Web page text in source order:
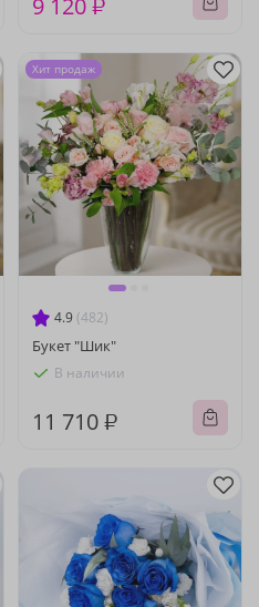
9 120 ₽
4.9 (482)
Букет "Шик"
В наличии
11 710 ₽
Хит продаж